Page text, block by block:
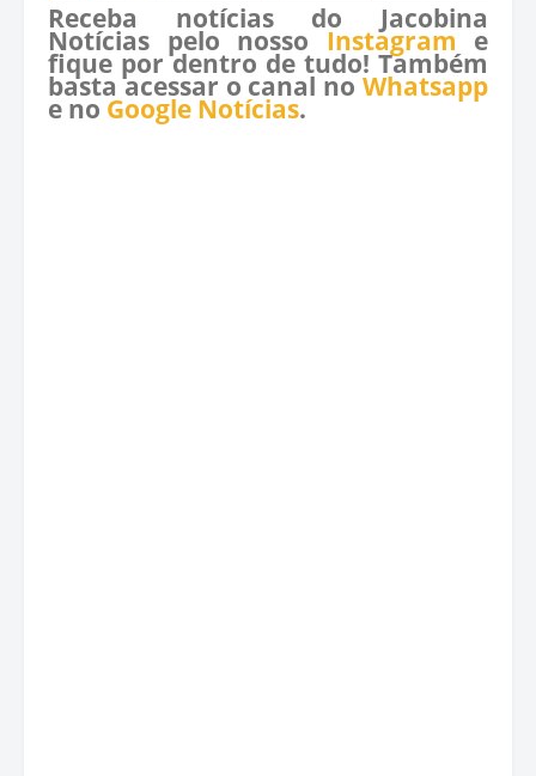
Receba notícias do Jacobina
Notícias pelo nosso Instagram e
fique por dentro de tudo! Também
basta acessar o canal no Whatsapp
e no Google Notícias.